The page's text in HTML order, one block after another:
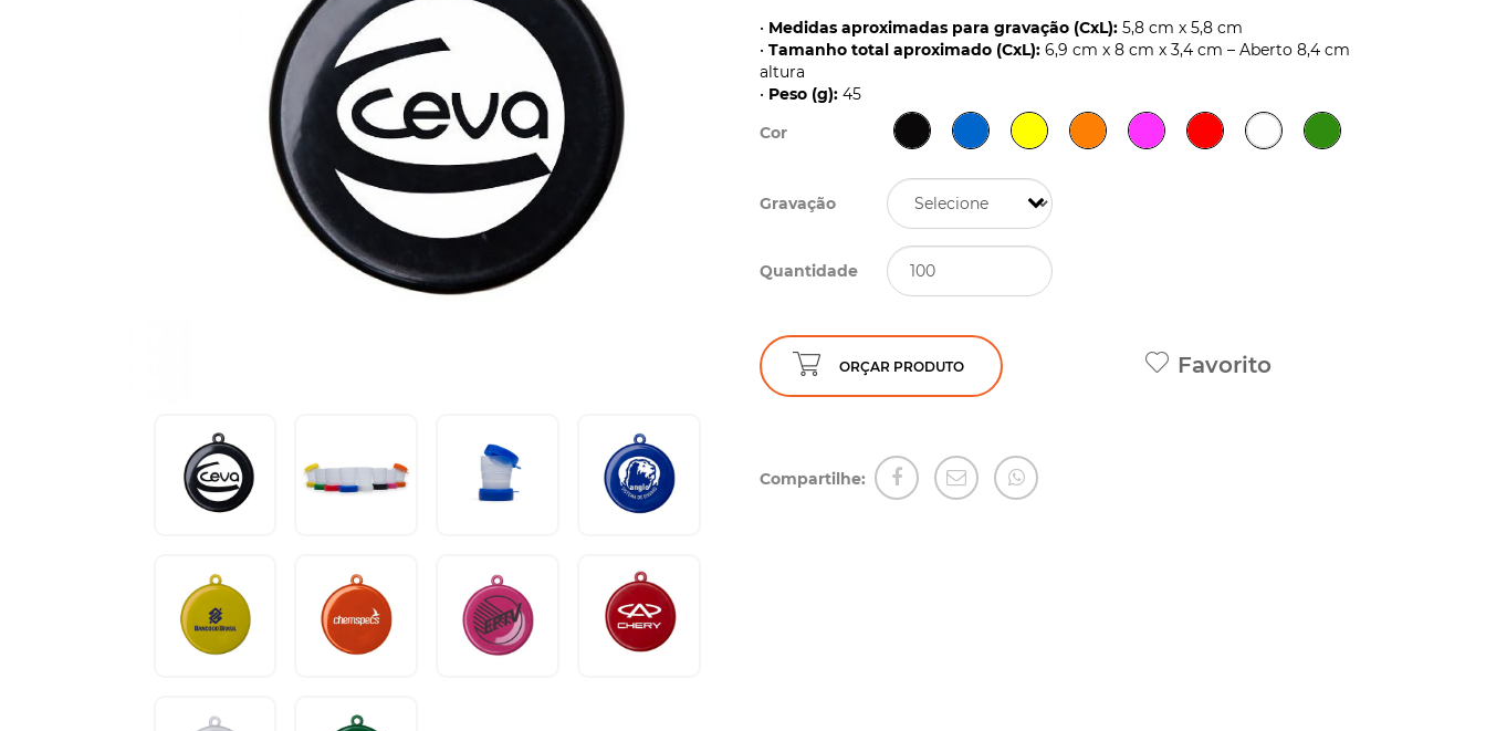
• Medidas aproximadas para gravação (CxL): 5,8 cm x 5,8 cm
• Tamanho total aproximado (CxL): 6,9 cm x 8 cm x 3,4 cm – Aberto 8,4 cm
altura
• Peso (g): 45
Cor
Gravação
Quantidade
ORÇAR PRODUTO Favorito
Compartilhe: